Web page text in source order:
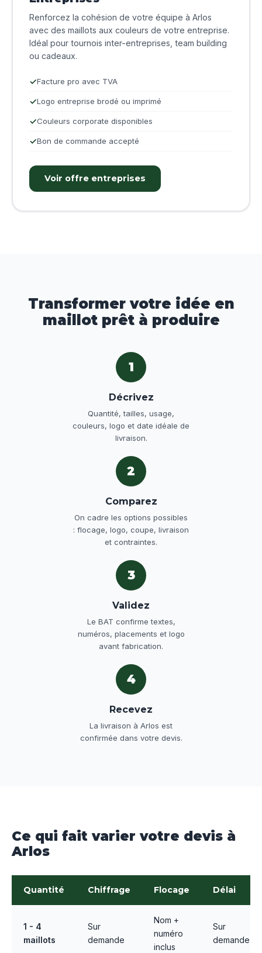
Renforcez la cohésion de votre équipe à Arlos
avec des maillots aux couleurs de votre entreprise.
Idéal pour tournois inter-entreprises, team building
ou cadeaux.
Facture pro avec TVA
Logo entreprise brodé ou imprimé
Couleurs corporate disponibles
Bon de commande accepté
Voir offre entreprises
Transformer votre idée en
maillot prêt à produire
1
Décrivez
Quantité, tailles, usage,
couleurs, logo et date idéale de
livraison.
2
Comparez
On cadre les options possibles
: flocage, logo, coupe, livraison
et contraintes.
3
Validez
Le BAT confirme textes,
numéros, placements et logo
avant fabrication.
4
Recevez
La livraison à Arlos est
confirmée dans votre devis.
Ce qui fait varier votre devis à
Arlos
Quantité Chiffrage Flocage Délai
1 - 4
maillots
Sur
demande
Nom +
numéro
inclus
Sur
demande